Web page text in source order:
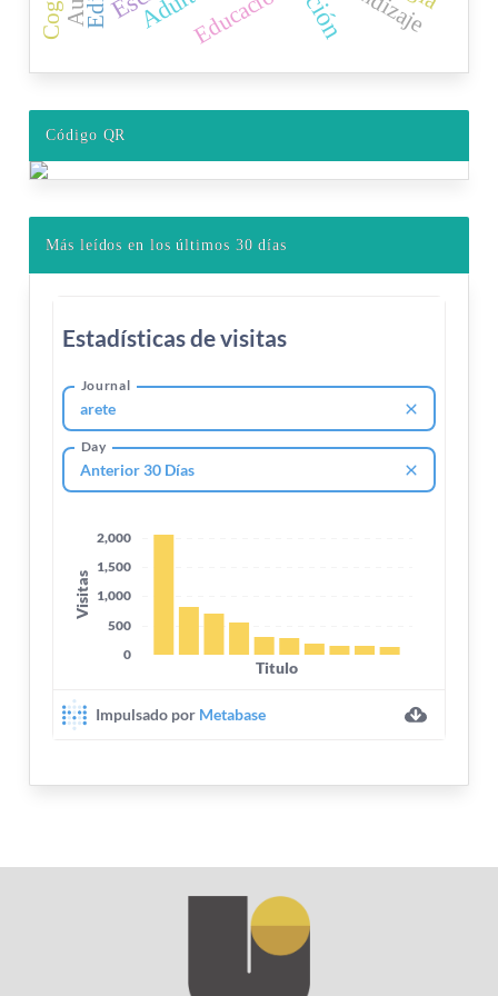
Código QR
Más leídos en los últimos 30 días